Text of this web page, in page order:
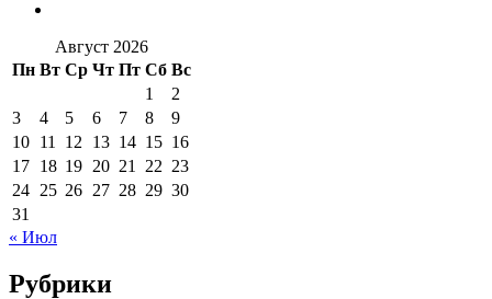
Август 2026
Пн Вт Ср Чт Пт Сб Вс
1
2
3
4 5 6 7 8
9
10 11 12 13 14 15 16
17 18 19 20 21 22 23
24 25 26 27 28 29 30
31
« Июл
Рубрики